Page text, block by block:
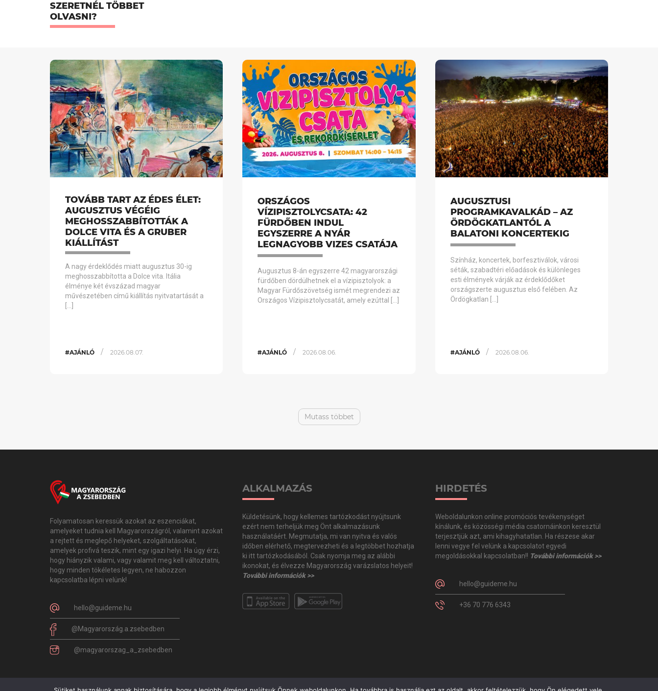
SZERETNÉL TÖBBET
OLVASNI?
TOVÁBB TART AZ ÉDES ÉLET:
AUGUSZTUS VÉGÉIG
MEGHOSSZABBÍTOTTÁK A
DOLCE VITA ÉS A GRUBER
KIÁLLÍTÁST
A nagy érdeklődés miatt augusztus 30-ig
meghosszabbította a Dolce vita. Itália
élménye két évszázad magyar
művészetében című kiállítás nyitvatartását a
#AJÁNLÓ / 2026.08.07.
ORSZÁGOS
VÍZIPISZTOLYCSATA: 42
FÜRDŐBEN INDUL
EGYSZERRE A NYÁR
LEGNAGYOBB VIZES CSATÁJA
Augusztus 8-án egyszerre 42 magyarországi
fürdőben dördülhetnek el a vízipisztolyok: a
Magyar Fürdőszövetség ismét megrendezi az
Országos Vízipisztolycsatát, amely ezúttal […]
#AJÁNLÓ / 2026.08.06.
AUGUSZTUSI
PROGRAMKAVALKÁD – AZ
ÖRDÖGKATLANTÓL A
BALATONI KONCERTEKIG
Színház, koncertek, borfesztiválok, városi
séták, szabadtéri előadások és különleges
esti élmények várják az érdeklődőket
országszerte augusztus első felében. Az
Ördögkatlan […]
#AJÁNLÓ / 2026.08.06.
Mutass többet
Folyamatosan keressük azokat az eszenciákat,
amelyeket tudnia kell Magyarországról, valamint azokat
a rejtett és meglepő helyeket, szolgáltatásokat,
amelyek profivá teszik, mint egy igazi helyi. Ha úgy érzi,
hogy hiányzik valami, vagy valamit meg kell változtatni,
hogy minden tökéletes legyen, ne habozzon
kapcsolatba lépni velünk!
hello@guideme.hu
@Magyarország.a.zsebedben
@magyarorszag_a_zsebedben
ALKALMAZÁS
Küldetésünk, hogy kellemes tartózkodást nyújtsunk
ezért nem terheljük meg Önt alkalmazásunk
használatáért. Megmutatja, mi van nyitva és valós
időben elérhető, megtervezheti és a legtöbbet hozhatja
ki itt tartózkodásából. Csak nyomja meg az alábbi
ikonokat, és élvezze Magyarország varázslatos helyeit!
További információk >>
HIRDETÉS
Weboldalunkon online promóciós tevékenységet
kínálunk, és közösségi média csatornáinkon keresztül
terjesztjük azt, ami kihagyhatatlan. Ha részese akar
lenni vegye fel velünk a kapcsolatot egyedi
megoldásokkal kapcsolatban!! További információk >>
hello@guideme.hu
+36 70 776 6343